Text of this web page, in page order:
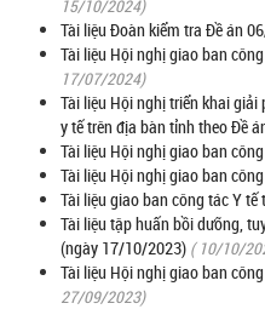
15/10/2024)
Tài liệu Đoàn kiểm tra Đề án
Tài liệu Hội nghị giao ban
17/07/2024)
Tài liệu Hội nghị triển khai
y tế trên địa bàn tỉnh theo Đề
Tài liệu Hội nghị giao ban
Tài liệu Hội nghị giao ban
Tài liệu giao ban công tác Y
Tài liệu tập huấn bồi dưỡng,
(ngày 17/10/2023) ( 10/10/
Tài liệu Hội nghị giao ban
27/09/2023)